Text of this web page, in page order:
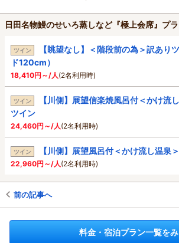
日田名物鰻のせいろ蒸しなど『極上会席』プラ
ツイン
【眺望なし】＜階段前の為＞訳あり
ド120cm）
18,410円～/人 (2名利用時)
ツイン
【川側】展望信楽焼風呂付＜かけ流
ツイン
24,460円～/人 (2名利用時)
ツイン 【川側】展望風呂付＜かけ流し温泉
22,960円～/人 (2名利用時)
前の記事へ
料金・宿泊プラン一覧を